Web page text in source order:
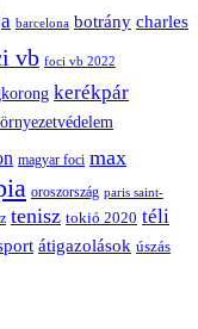
barcelona botrány charles
vb foci vb 2022
kerékpár
magyar foci max
oroszország paris saint-
tenisz tokió 2020 téli
átigazolások úszás